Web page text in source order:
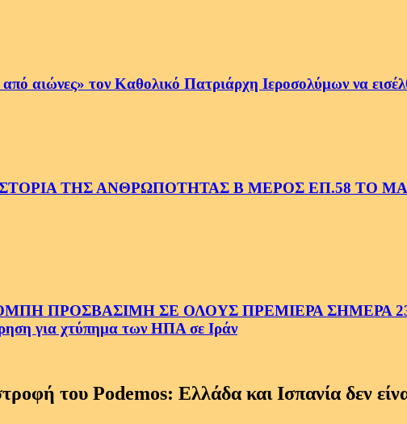
αιώνες» τον Καθολικό Πατριάρχη Ιεροσολύμων να
ΤΗΣ ΑΝΘΡΩΠΟΤΗΤΑΣ Β ΜΕΡΟΣ ΕΠ.58 ΤΟ
ΠΡΟΣΒΑΣΙΜΗ ΣΕ ΟΛΟΥΣ ΠΡΕΜΙΕΡΑ ΣΗΜΕΡΑ
για χτύπημα των ΗΠΑ σε Ιράν
του Podemos: Ελλάδα και Ισπανία δεν